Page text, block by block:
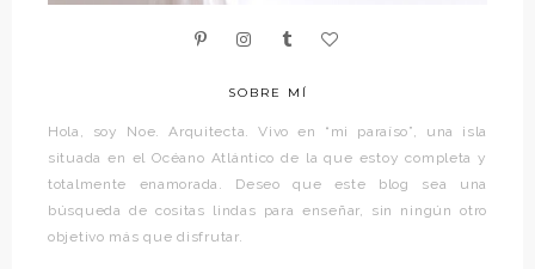
SOBRE MÍ
Hola, soy Noe. Arquitecta. Vivo en “mi paraíso”, una isla
situada en el Océano Atlántico de la que estoy completa y
totalmente enamorada. Deseo que este blog sea una
búsqueda de cositas lindas para enseñar, sin ningún otro
objetivo más que disfrutar.